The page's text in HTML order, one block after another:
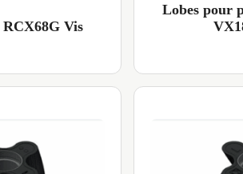
Vis
Lobes pour